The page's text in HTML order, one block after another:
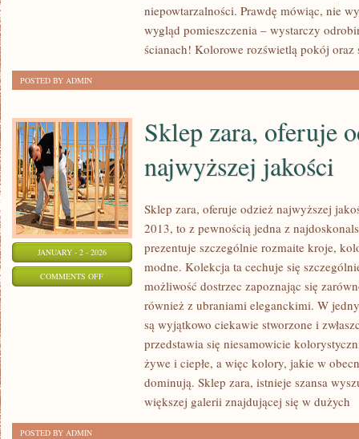
niepowtarzalności. Prawdę mówiąc, nie
wygląd pomieszczenia – wystarczy
ścianach! Kolorowe rozświetlą pokój oraz
POSTED BY ADMIN
JANUARY - 2 - 2026
COMMENTS OFFON
Sklep zara, oferuje
najwyższej jakości
Sklep zara, oferuje odzież najwyższej
2013, to z pewnością jedna z
prezentuje szczególnie rozmaite kroje,
modne. Kolekcja ta cechuje się
możliwość dostrzec zapoznając się
również z ubraniami eleganckimi. W
są wyjątkowo ciekawie stworzone i
przedstawia się niesamowicie
żywe i ciepłe, a więc kolory, jakie w
dominują. Sklep zara, istnieje szansa
większej galerii znajdującej się w dużych
POSTED BY ADMIN